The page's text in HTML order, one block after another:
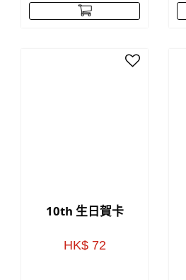
10th 生日賀卡
HK$ 72